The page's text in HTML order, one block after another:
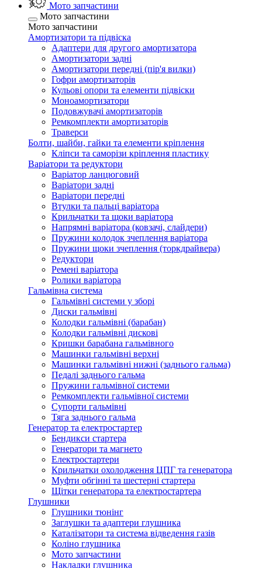
Мото запчастини
Мото запчастини
Мото запчастини
Амортизатори та підвіска
Адаптери для другого амортизатора
Амортизатори задні
Амортизатори передні (пір'я вилки)
Гофри амортизаторів
Кульові опори та елементи підвіски
Моноамортизатори
Подовжувачі амортизаторів
Ремкомплекти амортизаторів
Траверси
Болти, шайби, гайки та елементи кріплення
Кліпси та саморізи кріплення пластику
Варіатори та редуктори
Варіатор ланцюговий
Варіатори задні
Варіатори передні
Втулки та пальці варіатора
Крильчатки та щоки варіатора
Напрямні варіатора (ковзачі, слайдери)
Пружини колодок зчеплення варіатора
Пружини щоки зчеплення (торкдрайвера)
Редуктори
Ремені варіатора
Ролики варіатора
Гальмівна система
Гальмівні системи у зборі
Диски гальмівні
Колодки гальмівні (барабан)
Колодки гальмівні дискові
Кришки барабана гальмівного
Машинки гальмівні верхні
Машинки гальмівні нижні (заднього гальма)
Педалі заднього гальма
Пружини гальмівної системи
Ремкомплекти гальмівної системи
Супорти гальмівні
Тяга заднього гальма
Генератор та електростартер
Бендикси стартера
Генератори та магнето
Електростартери
Крильчатки охолодження ЦПГ та генератора
Муфти обгінні та шестерні стартера
Щітки генератора та електростартера
Глушники
Глушники тюнінг
Заглушки та адаптери глушника
Каталізатори та система відведення газів
Коліно глушника
Мото запчастини
Накладки глушника